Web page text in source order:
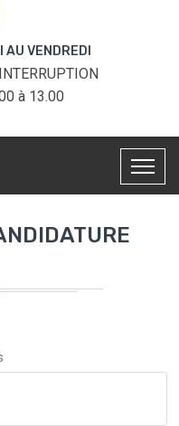
VENDREDI
à 13.00